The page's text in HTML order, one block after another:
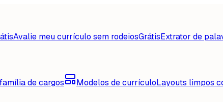
Avalie meu currículo sem rodeiosGrátisExtrator de
de cargos Modelos de currículoLayouts limpos